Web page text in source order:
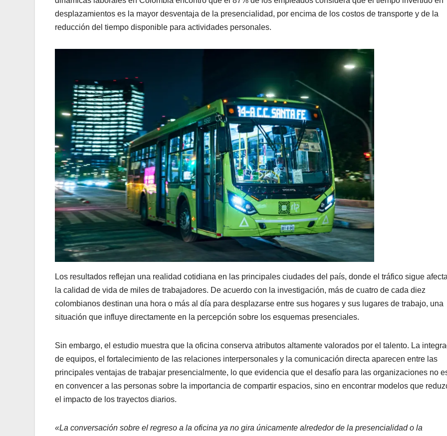
desplazamientos es la mayor desventaja de la presencialidad, por encima de los costos de transporte y de la
reducción del tiempo disponible para actividades personales.
Los resultados reflejan una realidad cotidiana en las principales ciudades del país, donde el tráfico sigue
la calidad de vida de miles de trabajadores. De acuerdo con la investigación, más de cuatro de cada diez
colombianos destinan una hora o más al día para desplazarse entre sus hogares y sus lugares de trabajo, una
situación que influye directamente en la percepción sobre los esquemas presenciales.
Sin embargo, el estudio muestra que la oficina conserva atributos altamente valorados por el talento. La
de equipos, el fortalecimiento de las relaciones interpersonales y la comunicación directa aparecen entre las
principales ventajas de trabajar presencialmente, lo que evidencia que el desafío para las organizaciones no
en convencer a las personas sobre la importancia de compartir espacios, sino en encontrar modelos que
el impacto de los trayectos diarios.
«La conversación sobre el regreso a la oficina ya no gira únicamente alrededor de la presencialidad o la